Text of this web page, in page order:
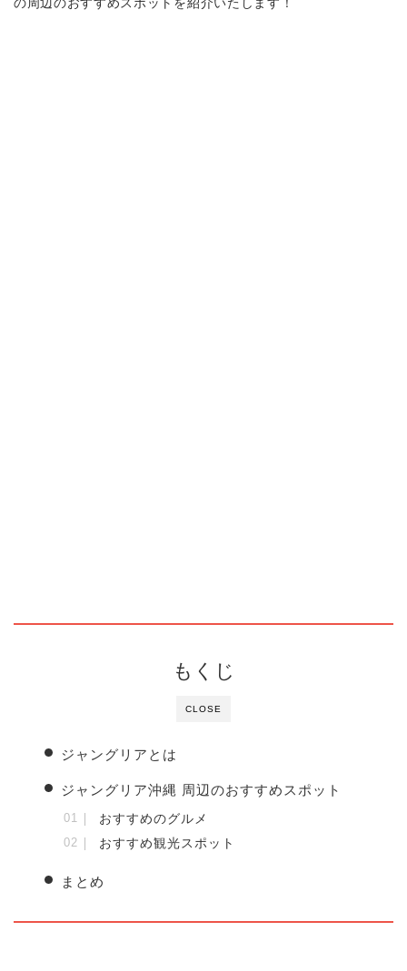
の周辺のおすすめスポットを紹介いたします！
CLOSE
もくじ
ジャングリアとは
ジャングリア沖縄 周辺のおすすめスポット
おすすめのグルメ
おすすめ観光スポット
まとめ